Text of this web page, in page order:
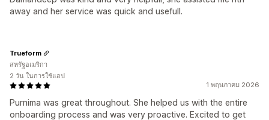
away and her service was quick and usefull.
1 พฤษภาคม 2026
Purnima was great throughout. She helped us with the entire
onboarding process and was very proactive. Excited to get
Trueform
สหรัฐอเมริกา
2 วัน ในการใช้แอป